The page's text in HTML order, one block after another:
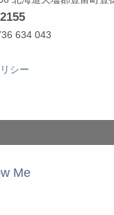
634 043
シー
Me